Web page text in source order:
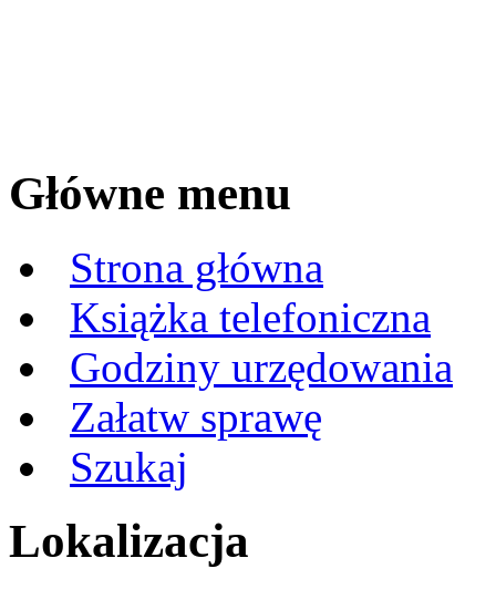
Główne menu
Strona główna
Książka telefoniczna
Godziny urzędowania
Załatw sprawę
Szukaj
Lokalizacja